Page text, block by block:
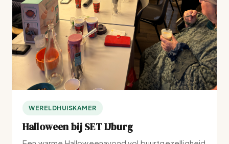
WERELDHUISKAMER
Halloween bij SET IJburg